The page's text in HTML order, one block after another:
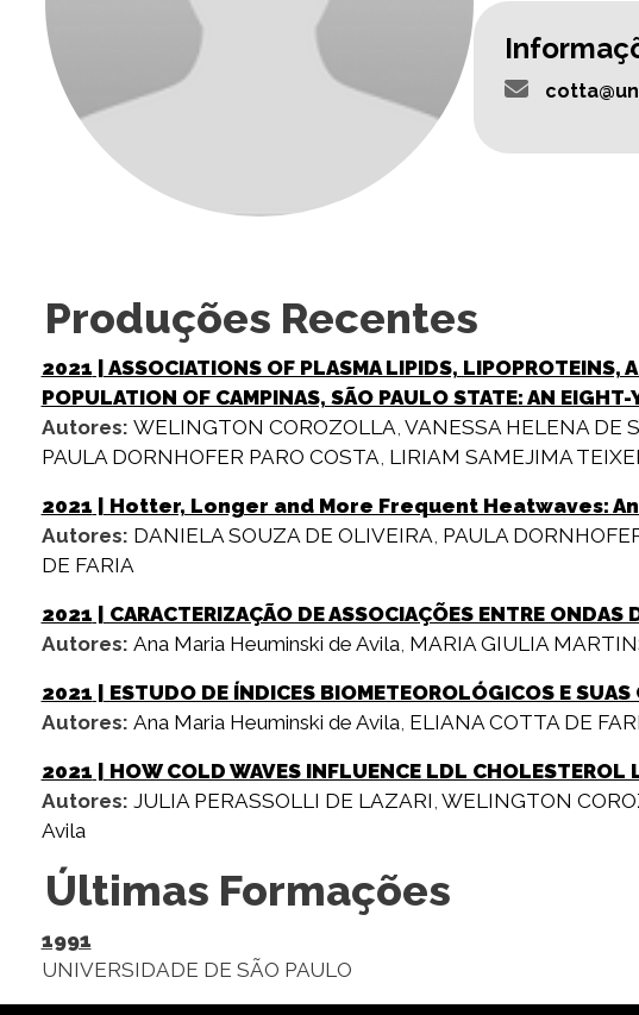
Produções Recentes
2021 | ASSOCIATIONS OF PLASMA LIPIDS, LIPOPROTEINS,
POPULATION OF CAMPINAS, SÃO PAULO STATE: AN EIGHT-
Autores: WELINGTON COROZOLLA, VANESSA HELENA DE
PAULA DORNHOFER PARO COSTA, LIRIAM SAMEJIMA
2021 | Hotter, Longer and More Frequent Heatwaves:
Autores: DANIELA SOUZA DE OLIVEIRA, PAULA
DE FARIA
2021 | CARACTERIZAÇÃO DE ASSOCIAÇÕES ENTRE
Autores: Ana Maria Heuminski de Avila, MARIA GIULIA
2021 | ESTUDO DE ÍNDICES BIOMETEOROLÓGICOS E
Autores: Ana Maria Heuminski de Avila, ELIANA COTTA DE
2021 | HOW COLD WAVES INFLUENCE LDL CHOLESTEROL
Autores: JULIA PERASSOLLI DE LAZARI, WELINGTON
Avila
Últimas Formações
1991
UNIVERSIDADE DE SÃO PAULO